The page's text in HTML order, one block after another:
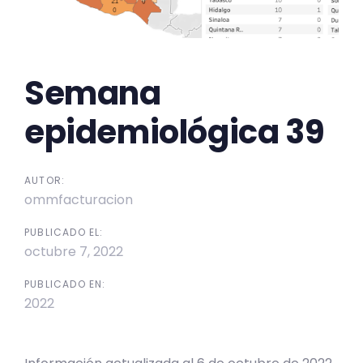
Semana
epidemiológica 39
AUTOR:
ommfacturacion
PUBLICADO EL:
octubre 7, 2022
PUBLICADO EN:
2022